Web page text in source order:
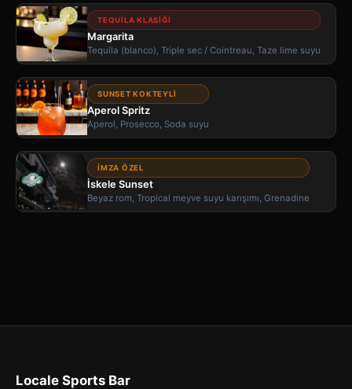
TEQUILA KLASIĞI
Margarita
Tequila (blanco), Triple sec / Cointreau, Taze lime suyu
SUNSET KOKTEYLI
Aperol Spritz
Aperol, Prosecco, Soda suyu
İMZA ÖZEL
İskele Sunset
Beyaz rom, Tropical meyve suyu karışımı, Grenadine
Locale Sports Bar